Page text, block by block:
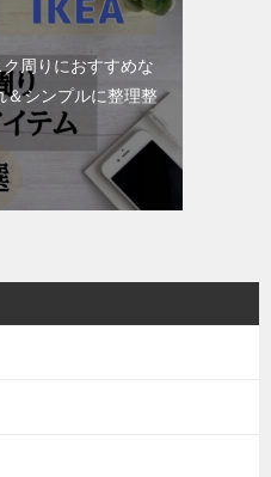
周りにおすすめな
＆シンプルに整理整